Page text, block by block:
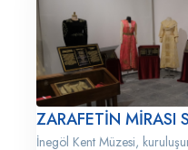
ZARAFETİN MİRASI
İnegöl Kent Müzesi,